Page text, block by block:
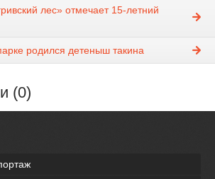
лес» отмечает 15-летний
родился детеныш такина
(0)